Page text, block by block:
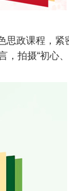
思政课程，
拍摄“初心